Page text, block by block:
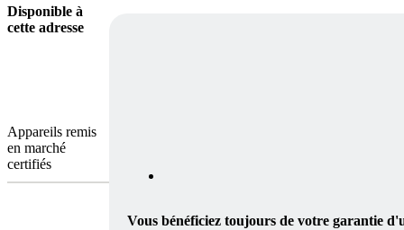
Disponible à
cette adresse
Appareils remis
en marché
certifiés
Vous bénéficiez toujours de votre garantie